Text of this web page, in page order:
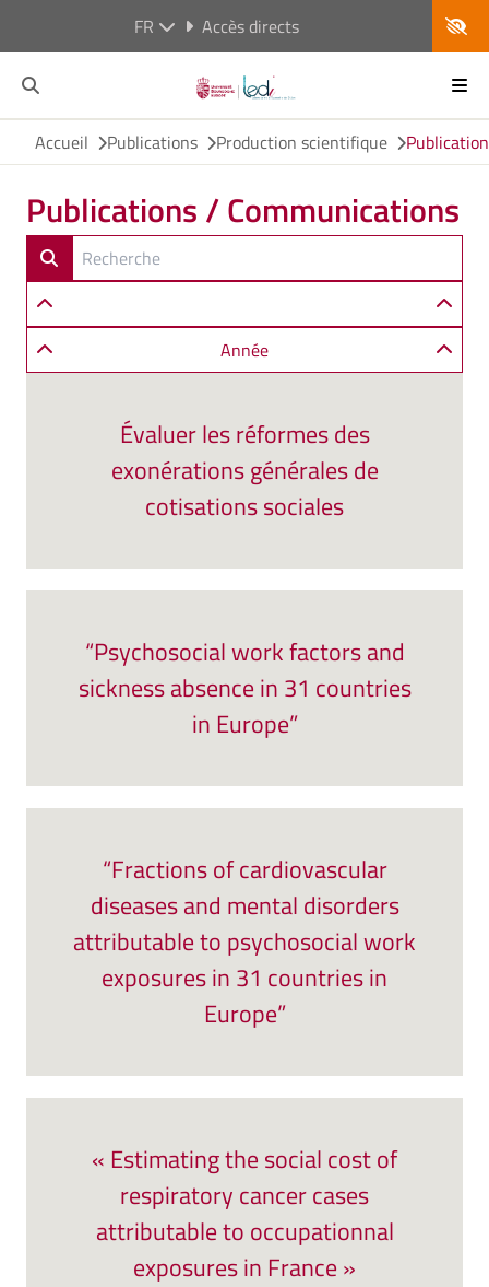
FR Accès directs
Accueil Publications Production scientifique
Publications / Communications
Année
Évaluer les réformes des
exonérations générales de
cotisations sociales
“Psychosocial work factors and
sickness absence in 31 countries
in Europe”
“Fractions of cardiovascular
diseases and mental disorders
attributable to psychosocial work
exposures in 31 countries in
Europe”
« Estimating the social cost of
respiratory cancer cases
attributable to occupationnal
exposures in France »